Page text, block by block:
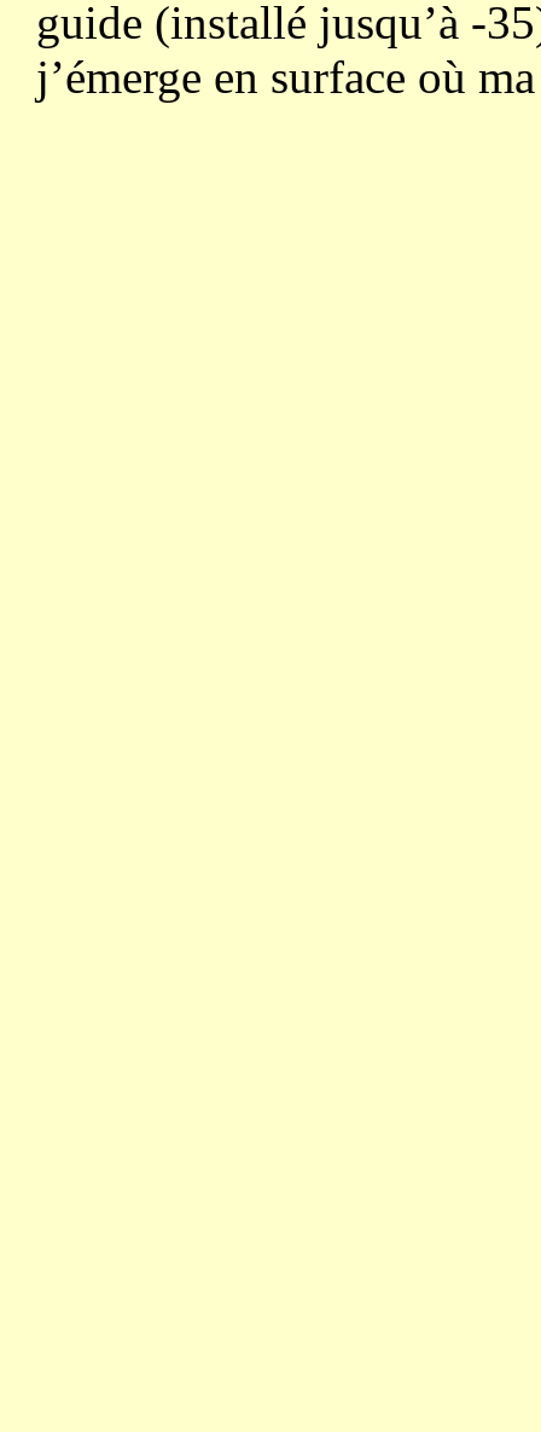
guide (installé jusqu’à -
j’émerge en surface où